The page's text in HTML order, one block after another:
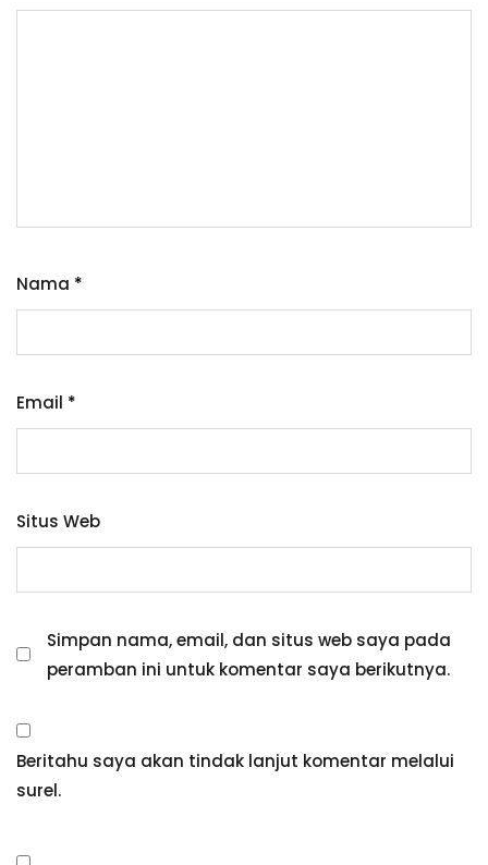
Nama *
Email *
Situs Web
Simpan nama, email, dan situs web saya pada
peramban ini untuk komentar saya berikutnya.
Beritahu saya akan tindak lanjut komentar melalui
surel.